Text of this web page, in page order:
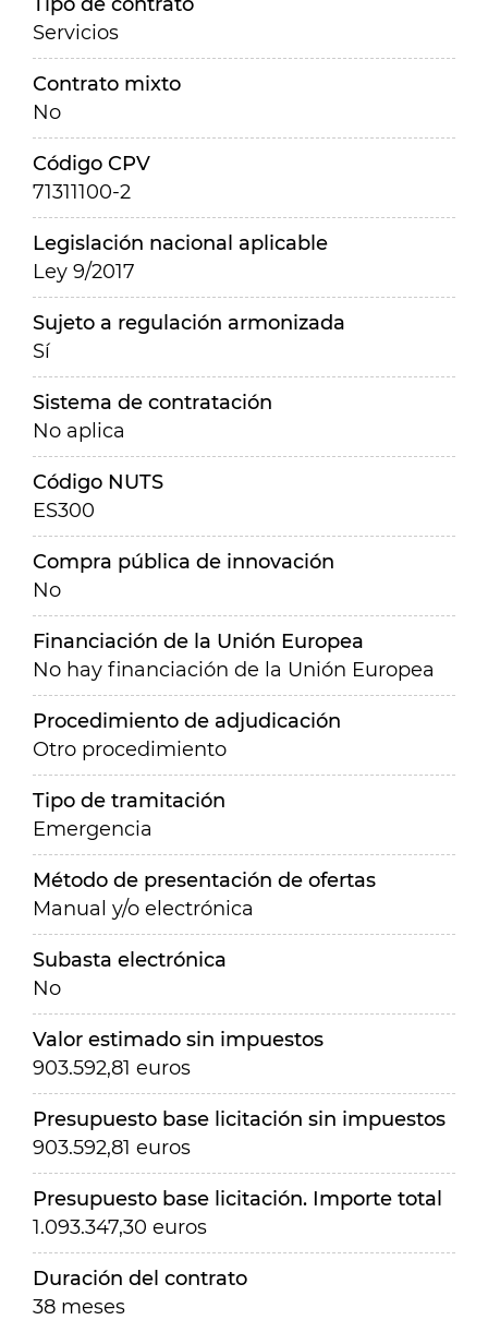
Servicios
Contrato mixto
No
Código CPV
71311100-2
Legislación nacional aplicable
Ley 9/2017
Sujeto a regulación armonizada
Sí
Sistema de contratación
No aplica
Código NUTS
ES300
Compra pública de innovación
No
Financiación de la Unión Europea
No hay financiación de la Unión Europea
Procedimiento de adjudicación
Otro procedimiento
Tipo de tramitación
Emergencia
Método de presentación de ofertas
Manual y/o electrónica
Subasta electrónica
No
Valor estimado sin impuestos
903.592,81 euros
Presupuesto base licitación sin impuestos
903.592,81 euros
Presupuesto base licitación. Importe total
1.093.347,30 euros
Duración del contrato
38 meses